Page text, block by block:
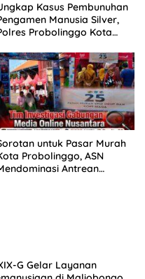
Kasus Pembunuhan
Manusia Silver,
Probolinggo Kota
untuk Pasar Murah
Probolinggo, ASN
Antrean
G Gelar Layanan